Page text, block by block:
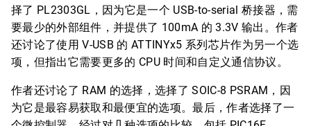
择了 PL2303GL，因为它是一个 USB-to-serial 桥接器，需
要最少的外部组件，并提供了 100mA 的 3.3V 输出。作者
还讨论了使用 V-USB 的 ATTINYx5 系列芯片作为另一个选
项，但指出它需要更多的 CPU 时间和自定义通信协议。
作者还讨论了 RAM 的选择，选择了 SOIC-8 PSRAM，因
为它是最容易获取和最便宜的选项。最后，作者选择了一